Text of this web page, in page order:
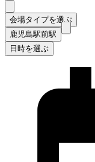
会場タイプを選ぶ
鹿児島駅前駅
日時を選ぶ